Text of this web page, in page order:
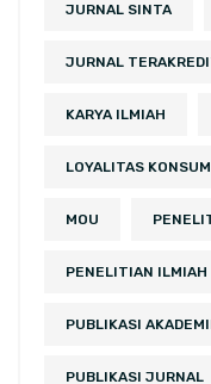
JURNAL SINTA
JURNAL
KARYA ILMIAH
LOYALITAS
MOU
PENELITIAN ILMIAH
PUBLIKASI
PUBLIKASI JURNAL